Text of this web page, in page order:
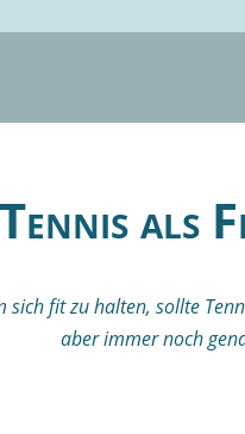
Tennis als
sich fit zu halten, sollte
aber immer noch